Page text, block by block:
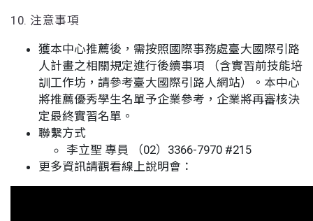
10. 注意事項
獲本中心推薦後，需按照國際事務處臺大國際引路
人計畫之相關規定進行後續事項 （含實習前技能培
訓工作坊，請參考臺大國際引路人網站）。本中心
將推薦優秀學生名單予企業參考，企業將再審核決
定最終實習名單。
聯繫方式
李立聖 專員 （02）3366-7970 #215
更多資訊請觀看線上說明會：